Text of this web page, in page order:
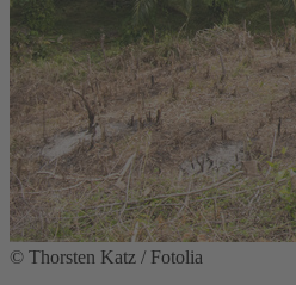
© Thorsten Katz / Fotolia